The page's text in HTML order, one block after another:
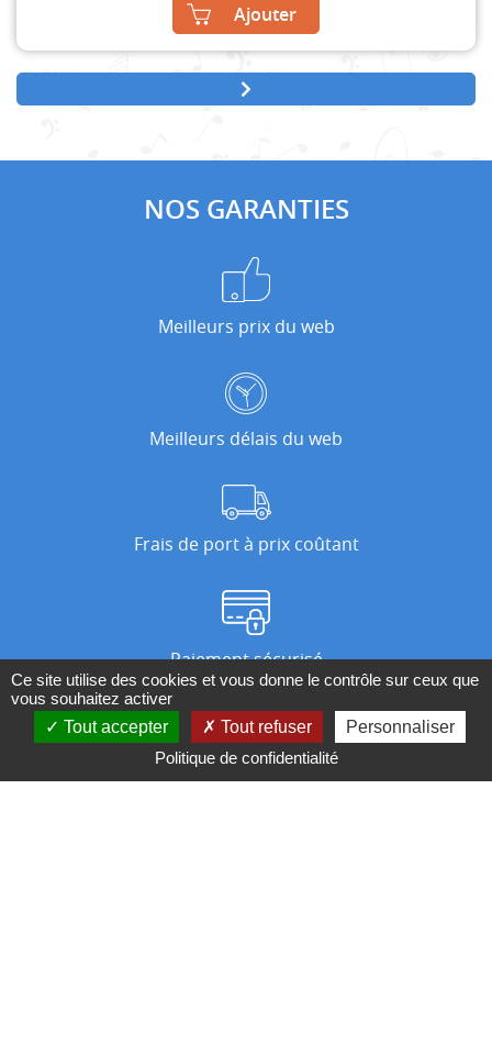
Ajouter
NOS GARANTIES
Meilleurs prix du web
Meilleurs délais du web
Frais de port à prix coûtant
Paiement sécurisé
Nos magasins
Ce site utilise des cookies et vous donne le contrôle sur ceux que
vous souhaitez activer
Tout accepter
Tout refuser
Personnaliser
Politique de confidentialité